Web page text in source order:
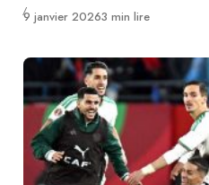
Publié
9 janvier 20263 min lire